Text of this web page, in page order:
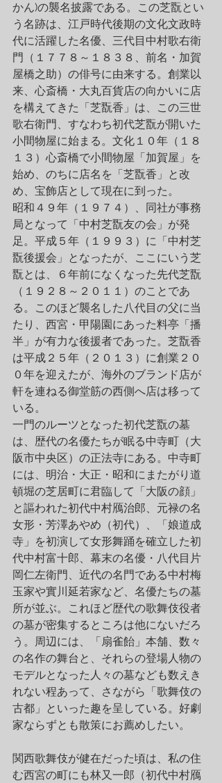
かん)の襲名披露である。この芝翫とい
う名跡は、江戸時代後期の文化文政時
代に活躍した名優、三代目中村歌右衛
門（１７７８～１８３８、前名・加賀
屋橋之助）の俳号に由来する。創業以
来、心斎橋・大丸百貨店の向かいに店
を構えてきた「芝翫香」は、この三世
歌右衛門、すなわち初代芝翫が開いた
小間物屋に始まる。文化１０年（１８
１３）心斎橋で小間物屋「加賀屋」を
始め、のちに店名を「芝翫香」と改
め、宝飾店として現在に到った。
昭和４９年（１９７４）、同社が事務
局となって「中村芝翫友の会」が発
足。平成５年（１９９３）に「中村芝
翫後援会」となったが、ここにいう芝
翫とは、６年前になくなった先代芝翫
（１９２８～２０１１）のことであ
る。このほど襲名した八代目の父に当
たり、西宮・甲陽園にあった料亭「播
半」が有力な後援者であった。芝翫香
は平成２５年（２０１３）に創業２０
０年を迎えたが、海外のブランド店が
軒を連ねる御堂筋の西側へ店は移って
いる。
一門のルーツとなった初代芝翫の墓
は、歴代の名優たちが眠る中寺町（大
阪市中央区）の正法寺にある。中寺町
には、明治・大正・昭和にまたがり道
頓堀の芝居町に君臨して「大阪の顔」
と謳われた初代中村鴈治郎、元禄の名
女形・芳澤あやめ（初代）、「娘道成
寺」を初演して女形舞踊を確立した初
代中村富十郎、幕末の名優・八代目片
岡仁左衛門、近代の名門である中村梅
玉家や實川延若家など、名優たちの墓
所が並ぶ。これほど歴代の歌舞伎役者
の墓が密集するところは他にないだろ
う。周辺には、「扇雀飴」本舗、数々
の名作の舞台と、それらの登場人物の
モデルとなった人々の墓なども数えき
れない程あって、さながら「歌舞伎の
古都」といった趣を呈している。好劇
家ならずとも散策にお薦めしたい。
関西歌舞伎が健在だった頃は、私の住
む西宮の町にも林又一郎（初代中村鴈